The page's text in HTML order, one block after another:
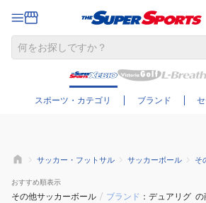
スポーツ・カテゴリ ブランド
さらに絞り込む
サッカー・フットサル サッカーボール そ
おすすめ順表示
その他サッカーボール / ブランド デュアリグ の